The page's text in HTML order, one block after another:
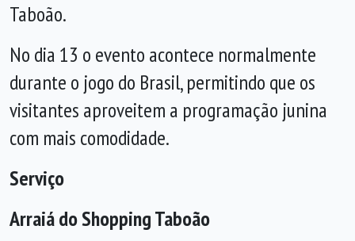
Taboão.
No dia 13 o evento acontece normalmente
durante o jogo do Brasil, permitindo que os
visitantes aproveitem a programação junina
com mais comodidade.
Serviço
Arraiá do Shopping Taboão